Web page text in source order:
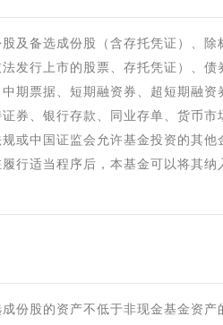
及备选成份股（含存托凭证）、
发行上市的股票、存托凭证）、债
期票据、短期融资券、超短期融
券、银行存款、同业存单、货币市
或中国证监会允许基金投资的其
行适当程序后，本基金可以将其
份股的资产不低于非现金基金资